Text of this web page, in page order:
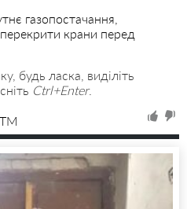
газопостачання,
крани перед
будь ласка, виділіть
Ctrl+Enter.